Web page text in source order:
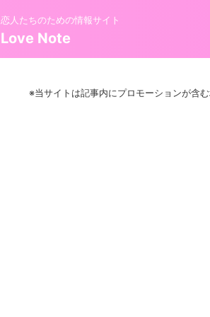
恋人たちのための情報サイト
Love Note
※当サイトは記事内にプロモーションが含む